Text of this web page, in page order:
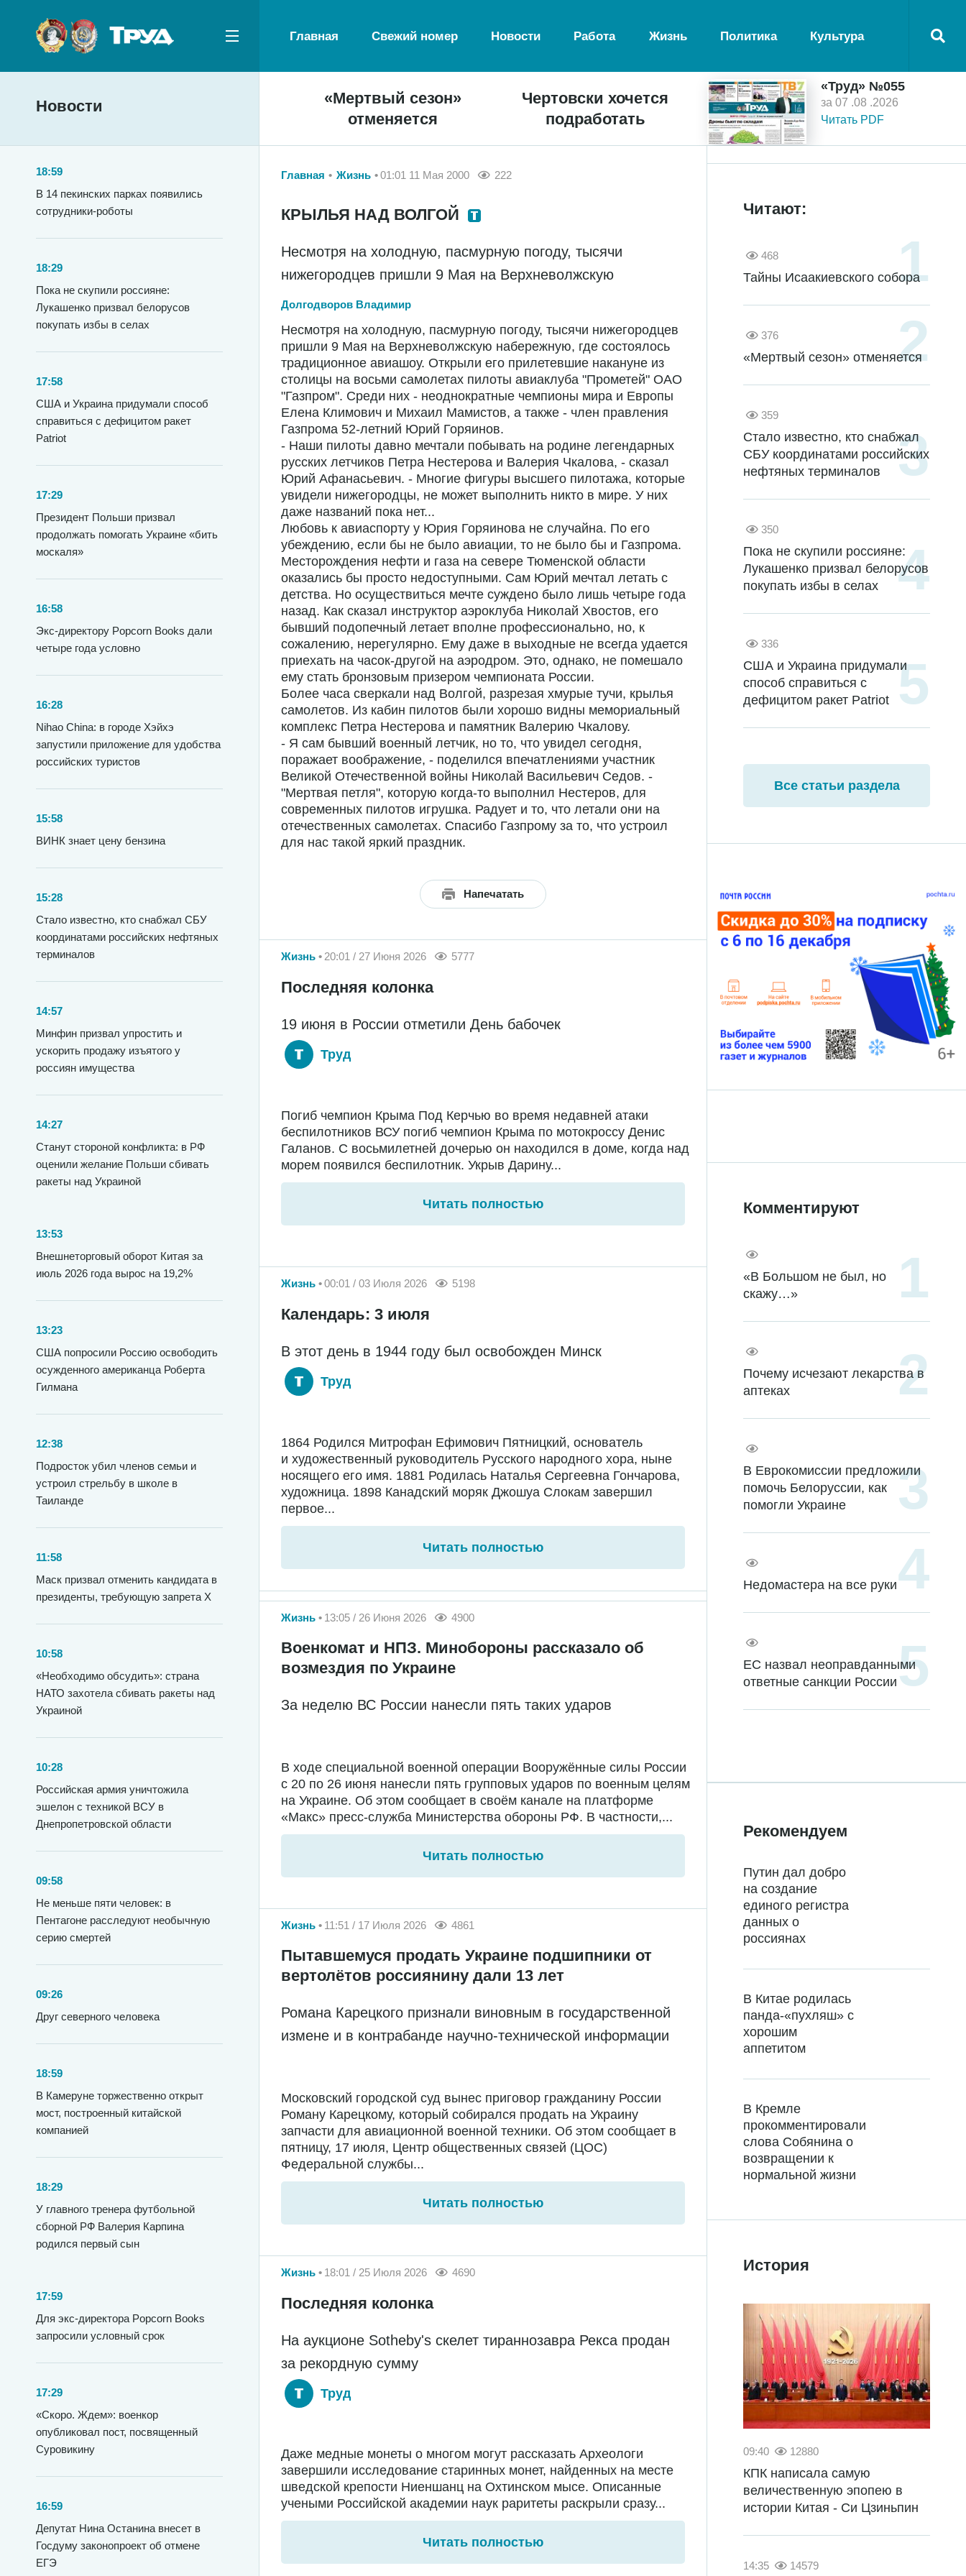
Главная Свежий номер Новости Работа Жизнь Политика Культура
Новости
«Мертвый сезон»
отменяется
Чертовски хочется
подработать
«Труд» №055
за 07 .08 .2026
Читать PDF
18:59
В 14 пекинских парках появились
сотрудники-роботы
18:29
Пока не скупили россияне:
Лукашенко призвал белорусов
покупать избы в селах
17:58
США и Украина придумали способ
справиться с дефицитом ракет
Patriot
17:29
Президент Польши призвал
продолжать помогать Украине «бить
москаля»
16:58
Экс-директору Popcorn Books дали
четыре года условно
16:28
Nihao China: в городе Хэйхэ
запустили приложение для удобства
российских туристов
15:58
ВИНК знает цену бензина
15:28
Стало известно, кто снабжал СБУ
координатами российских нефтяных
терминалов
14:57
Минфин призвал упростить и
ускорить продажу изъятого у
россиян имущества
14:27
Станут стороной конфликта: в РФ
оценили желание Польши сбивать
ракеты над Украиной
13:53
Внешнеторговый оборот Китая за
июль 2026 года вырос на 19,2%
13:23
США попросили Россию освободить
осужденного американца Роберта
Гилмана
12:38
Подросток убил членов семьи и
устроил стрельбу в школе в
Таиланде
11:58
Маск призвал отменить кандидата в
президенты, требующую запрета X
10:58
«Необходимо обсудить»: страна
НАТО захотела сбивать ракеты над
Украиной
10:28
Российская армия уничтожила
эшелон с техникой ВСУ в
Днепропетровской области
09:58
Не меньше пяти человек: в
Пентагоне расследуют необычную
серию смертей
09:26
Друг северного человека
18:59
В Камеруне торжественно открыт
мост, построенный китайской
компанией
18:29
У главного тренера футбольной
сборной РФ Валерия Карпина
родился первый сын
17:59
Для экс-директора Popcorn Books
запросили условный срок
17:29
«Скоро. Ждем»: военкор
опубликовал пост, посвященный
Суровикину
16:59
Депутат Нина Останина внесет в
Госдуму законопроект об отмене
ЕГЭ
Главная Жизнь 01:01 11 Мая 2000 222
КРЫЛЬЯ НАД ВОЛГОЙ
Несмотря на холодную, пасмурную погоду, тысячи
нижегородцев пришли 9 Мая на Верхневолжскую
Долгодворов Владимир
Несмотря на холодную, пасмурную погоду, тысячи нижегородцев
пришли 9 Мая на Верхневолжскую набережную, где состоялось
традиционное авиашоу. Открыли его прилетевшие накануне из
столицы на восьми самолетах пилоты авиаклуба "Прометей" ОАО
"Газпром". Среди них - неоднократные чемпионы мира и Европы
Елена Климович и Михаил Мамистов, а также - член правления
Газпрома 52-летний Юрий Горяинов.
- Наши пилоты давно мечтали побывать на родине легендарных
русских летчиков Петра Нестерова и Валерия Чкалова, - сказал
Юрий Афанасьевич. - Многие фигуры высшего пилотажа, которые
увидели нижегородцы, не может выполнить никто в мире. У них
даже названий пока нет...
Любовь к авиаспорту у Юрия Горяинова не случайна. По его
убеждению, если бы не было авиации, то не было бы и Газпрома.
Месторождения нефти и газа на севере Тюменской области
оказались бы просто недоступными. Сам Юрий мечтал летать с
детства. Но осуществиться мечте суждено было лишь четыре года
назад. Как сказал инструктор аэроклуба Николай Хвостов, его
бывший подопечный летает вполне профессионально, но, к
сожалению, нерегулярно. Ему даже в выходные не всегда удается
приехать на часок-другой на аэродром. Это, однако, не помешало
ему стать бронзовым призером чемпионата России.
Более часа сверкали над Волгой, разрезая хмурые тучи, крылья
самолетов. Из кабин пилотов были хорошо видны мемориальный
комплекс Петра Нестерова и памятник Валерию Чкалову.
- Я сам бывший военный летчик, но то, что увидел сегодня,
поражает воображение, - поделился впечатлениями участник
Великой Отечественной войны Николай Васильевич Седов. -
"Мертвая петля", которую когда-то выполнил Нестеров, для
современных пилотов игрушка. Радует и то, что летали они на
отечественных самолетах. Спасибо Газпрому за то, что устроил
для нас такой яркий праздник.
Напечатать
Жизнь 20:01 / 27 Июня 2026 5777
Последняя колонка
19 июня в России отметили День бабочек
Труд
Погиб чемпион Крыма Под Керчью во время недавней атаки
беспилотников ВСУ погиб чемпион Крыма по мотокроссу Денис
Галанов. С восьмилетней дочерью он находился в доме, когда над
морем появился беспилотник. Укрыв Дарину...
Читать полностью
Жизнь 00:01 / 03 Июля 2026 5198
Календарь: 3 июля
В этот день в 1944 году был освобожден Минск
Труд
1864 Родился Митрофан Ефимович Пятницкий, основатель
и художественный руководитель Русского народного хора, ныне
носящего его имя. 1881 Родилась Наталья Сергеевна Гончарова,
художница. 1898 Канадский моряк Джошуа Слокам завершил
первое...
Читать полностью
Жизнь 13:05 / 26 Июня 2026 4900
Военкомат и НПЗ. Минобороны рассказало об
возмездия по Украине
За неделю ВС России нанесли пять таких ударов
В ходе специальной военной операции Вооружённые силы России
с 20 по 26 июня нанесли пять групповых ударов по военным целям
на Украине. Об этом сообщает в своём канале на платформе
«Макс» пресс-служба Министерства обороны РФ. В частности,...
Читать полностью
Жизнь 11:51 / 17 Июля 2026 4861
Пытавшемуся продать Украине подшипники от
вертолётов россиянину дали 13 лет
Романа Карецкого признали виновным в государственной
измене и в контрабанде научно-технической информации
Московский городской суд вынес приговор гражданину России
Роману Карецкому, который собирался продать на Украину
запчасти для авиационной военной техники. Об этом сообщает в
пятницу, 17 июля, Центр общественных связей (ЦОС)
Федеральной службы...
Читать полностью
Жизнь 18:01 / 25 Июля 2026 4690
Последняя колонка
На аукционе Sotheby's скелет тираннозавра Рекса продан
за рекордную сумму
Труд
Даже медные монеты о многом могут рассказать Археологи
завершили исследование старинных монет, найденных на месте
шведской крепости Ниеншанц на Охтинском мысе. Описанные
учеными Российской академии наук раритеты раскрыли сразу...
Читать полностью
Читают:
468
Тайны Исаакиевского собора
376
«Мертвый сезон» отменяется
359
Стало известно, кто снабжал
СБУ координатами российских
нефтяных терминалов
350
Пока не скупили россияне:
Лукашенко призвал белорусов
покупать избы в селах
336
США и Украина придумали
способ справиться с
дефицитом ракет Patriot
Все статьи раздела
Комментируют
«В Большом не был, но
скажу…»
Почему исчезают лекарства в
аптеках
В Еврокомиссии предложили
помочь Белоруссии, как
помогли Украине
Недомастера на все руки
ЕС назвал неоправданными
ответные санкции России
Рекомендуем
Путин дал добро
на создание
единого регистра
данных о
россиянах
В Китае родилась
панда-«пухляш» с
хорошим
аппетитом
В Кремле
прокомментировали
слова Собянина о
возвращении к
нормальной жизни
История
09:40 12880
КПК написала самую
величественную эпопею в
истории Китая - Си Цзиньпин
14:35 14579